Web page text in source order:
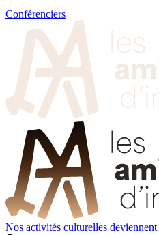
Conférenciers
Nos activités culturelles deviennent